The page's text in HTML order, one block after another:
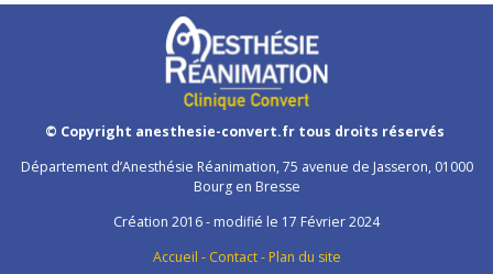
© Copyright anesthesie-convert.fr tous droits réservés
Département d’Anesthésie Réanimation, 75 avenue de Jasseron, 01000
Bourg en Bresse
Création 2016 - modifié le 17 Février 2024
Accueil - Contact- Plan du site